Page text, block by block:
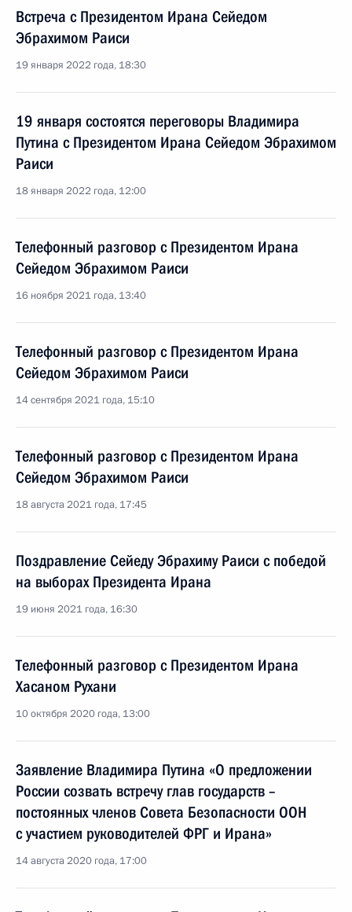
Встреча с Президентом Ирана Сейедом
Эбрахимом Раиси
19 января 2022 года, 18:30
19 января состоятся переговоры Владимира
Путина с Президентом Ирана Сейедом Эбрахимом
Раиси
18 января 2022 года, 12:00
Телефонный разговор с Президентом Ирана
Сейедом Эбрахимом Раиси
16 ноября 2021 года, 13:40
Телефонный разговор с Президентом Ирана
Сейедом Эбрахимом Раиси
14 сентября 2021 года, 15:10
Телефонный разговор с Президентом Ирана
Сейедом Эбрахимом Раиси
18 августа 2021 года, 17:45
Поздравление Сейеду Эбрахиму Раиси с победой
на выборах Президента Ирана
19 июня 2021 года, 16:30
Телефонный разговор с Президентом Ирана
Хасаном Рухани
10 октября 2020 года, 13:00
Заявление Владимира Путина «О предложении
России созвать встречу глав государств –
постоянных членов Совета Безопасности ООН
с участием руководителей ФРГ и Ирана»
14 августа 2020 года, 17:00